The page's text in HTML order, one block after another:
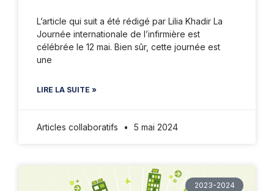
L’article qui suit a été rédigé par Lilia Khadir La
Journée internationale de l’infirmière est
célébrée le 12 mai. Bien sûr, cette journée est
une
LIRE LA SUITE »
Articles collaboratifs 5 mai 2024
2023-2024